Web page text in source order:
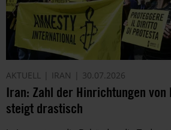
AKTUELL IRAN 30.07.2026
Iran: Zahl der Hinrichtungen
steigt drastisch